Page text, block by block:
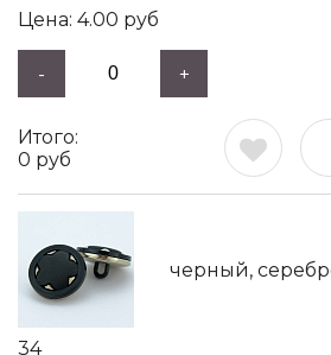
4.00 руб
- +
0 руб
черный,
34